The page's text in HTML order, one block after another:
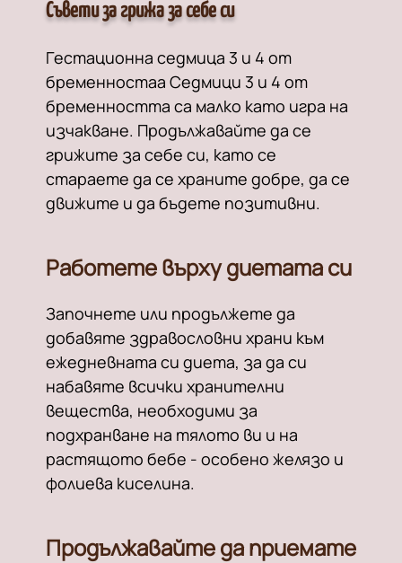
Съвети за грижа за себе си
Гестационна седмица 3 и 4 от
бременностаа Седмици 3 и 4 от
бременността са малко като игра на
изчакване. Продължавайте да се
грижите за себе си, като се
стараете да се храните добре, да се
движите и да бъдете позитивни.
Работете върху диетата си
Започнете или продължете да
добавяте здравословни храни към
ежедневната си диета, за да си
набавяте всички хранителни
вещества, необходими за
подхранване на тялото ви и на
растящото бебе - особено желязо и
фолиева киселина.
Продължавайте да приемате